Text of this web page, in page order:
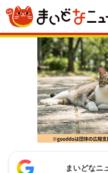
まいどなニ